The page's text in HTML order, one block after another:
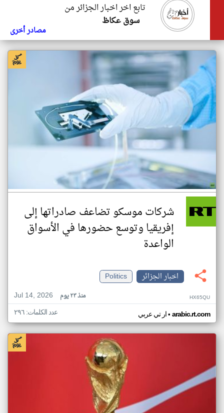
تابع اخر اخبار الجزائر من
سوق عكاظ
مصادر أخرى
شركات موسكو تضاعف صادراتها إلى
إفريقيا وتوسع حضورها في الأسواق
الواعدة
اخبار الجزائر
Politics
Jul 14, 2026
منذ ٢٣ يوم HX65QU
ار تي عربي• arabic.rt.com عدد الكلمات: ٢٩٦